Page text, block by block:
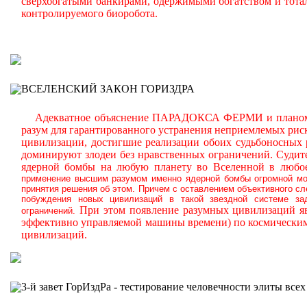
контролируемого биоробота.
ВСЕЛЕНСКИЙ ЗАКОН ГОРИЗДРА
Адекватное объяснение ПАРАДОКСА ФЕРМИ и
разум для гарантированного устранения неприемлемых
цивилизации, достигшие реализации обоих
доминируют злодеи без нравственных ограничений.
ядерной бомбы на любую планету во Вселенной в
применение высшим разумом именно ядерной бомбы огромной
принятия решения об этом. Причем с оставлением объективного
побуждения новых цивилизаций в такой звездной системе
ограничений. При этом появление разумных цивилизаций
эффективно управляемой машины времени) по
цивилизаций.
3-й завет ГорИздРа - тестирование человечности элиты